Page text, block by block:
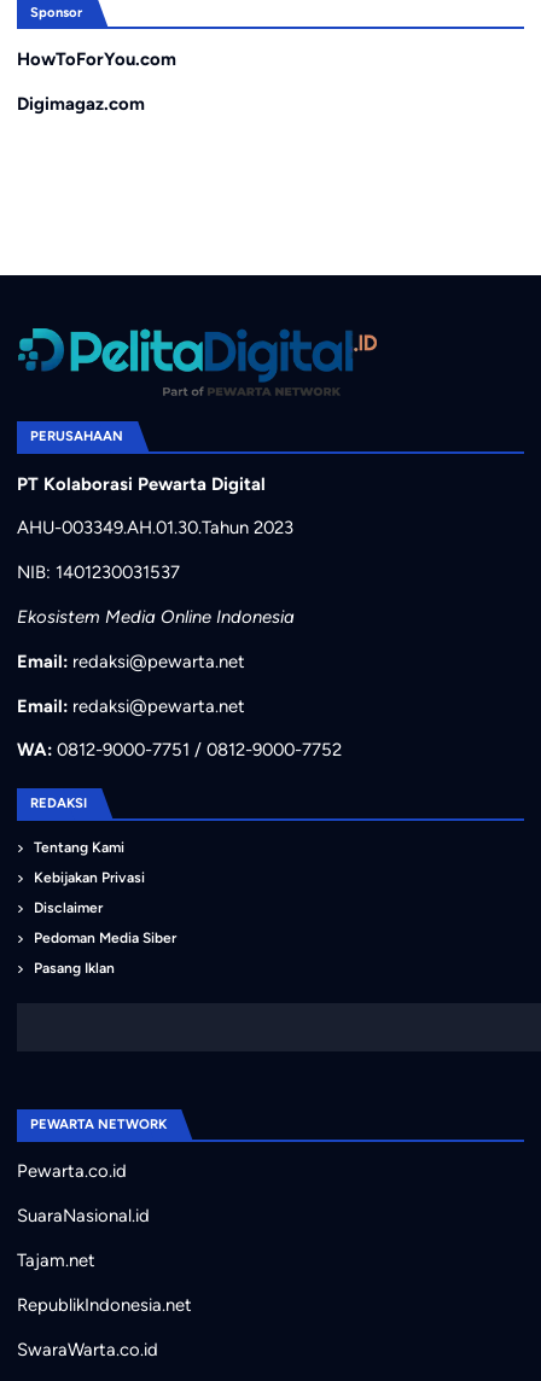
Sponsor
HowToForYou.com
Digimagaz.com
PERUSAHAAN
PT Kolaborasi Pewarta Digital
AHU-003349.AH.01.30.Tahun 2023
NIB: 1401230031537
Ekosistem Media Online Indonesia
Email: redaksi@pewarta.net
Email: redaksi@pewarta.net
WA:0812-9000-7751 / 0812-9000-7752
REDAKSI
Tentang Kami
Kebijakan Privasi
Disclaimer
Pedoman Media Siber
Pasang Iklan
PEWARTA NETWORK
Pewarta.co.id
SuaraNasional.id
Tajam.net
RepublikIndonesia.net
SwaraWarta.co.id